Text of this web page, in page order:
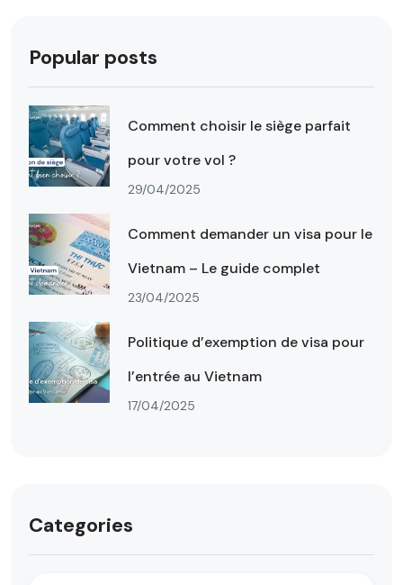
Popular posts
Comment choisir le siège parfait
pour votre vol ?
29/04/2025
Comment demander un visa pour le
Vietnam – Le guide complet
23/04/2025
Politique d’exemption de visa pour
l’entrée au Vietnam
17/04/2025
Categories